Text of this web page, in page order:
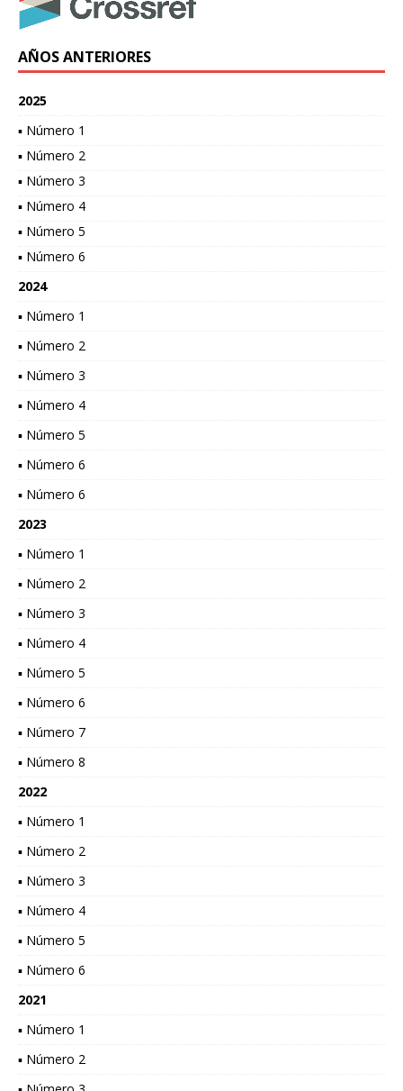
AÑOS ANTERIORES
2025
▪ Número 1
▪ Número 2
▪ Número 3
▪ Número 4
▪ Número 5
▪ Número 6
2024
▪ Número 1
▪ Número 2
▪ Número 3
▪ Número 4
▪ Número 5
▪ Número 6
▪ Número 6
2023
▪ Número 1
▪ Número 2
▪ Número 3
▪ Número 4
▪ Número 5
▪ Número 6
▪ Número 7
▪ Número 8
2022
▪ Número 1
▪ Número 2
▪ Número 3
▪ Número 4
▪ Número 5
▪ Número 6
2021
▪ Número 1
▪ Número 2